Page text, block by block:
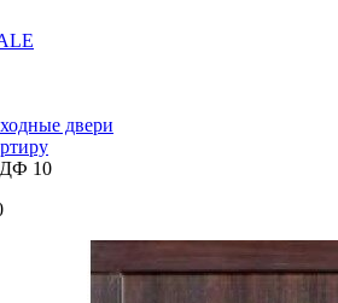
двери
10